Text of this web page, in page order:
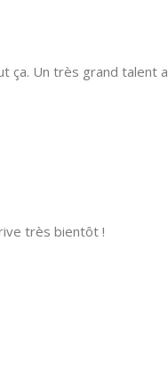
ça. Un très grand talent
très bientôt !